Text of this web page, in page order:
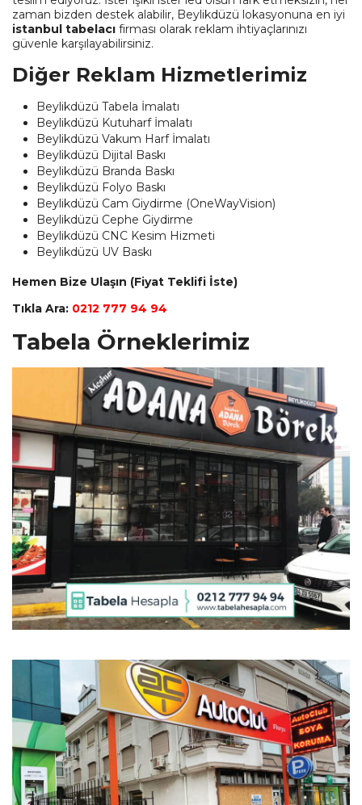
zaman bizden destek alabilir, Beylikdüzü lokasyonuna en iyi
istanbul tabelacı firması olarak reklam ihtiyaçlarınızı
güvenle karşılayabilirsiniz.
Diğer Reklam Hizmetlerimiz
Beylikdüzü Tabela İmalatı
Beylikdüzü Kutuharf İmalatı
Beylikdüzü Vakum Harf İmalatı
Beylikdüzü Dijital Baskı
Beylikdüzü Branda Baskı
Beylikdüzü Folyo Baskı
Beylikdüzü Cam Giydirme (OneWayVision)
Beylikdüzü Cephe Giydirme
Beylikdüzü CNC Kesim Hizmeti
Beylikdüzü UV Baskı
Hemen Bize Ulaşın (Fiyat Teklifi İste)
Tıkla Ara: 0212 777 94 94
Tabela Örneklerimiz